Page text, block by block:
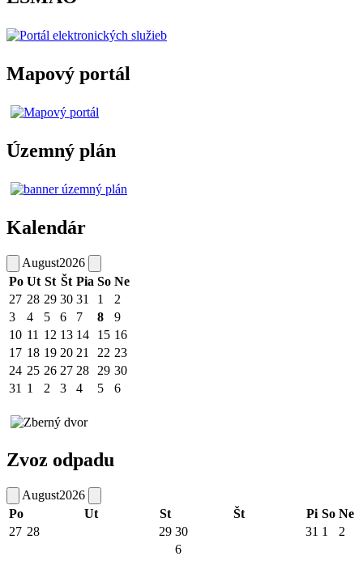
Mapový portál
Územný plán
Kalendár
August2026
Po Ut St Št Pia So Ne
27 28 29 30 31 1
2
3
4 5 6 7 8
9
10 11 12 13 14 15 16
17 18 19 20 21 22 23
24 25 26 27 28 29 30
31 1 2 3 4 5 6
Zvoz odpadu
August2026
Po
Ut St Št Pi So Ne
27 28 29 30 31 1 2
6